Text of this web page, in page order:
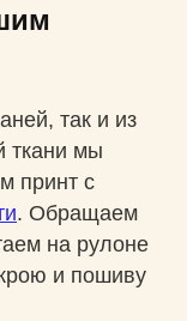
так и из
ткани мы
принт с
. Обращаем
на рулоне
и пошиву